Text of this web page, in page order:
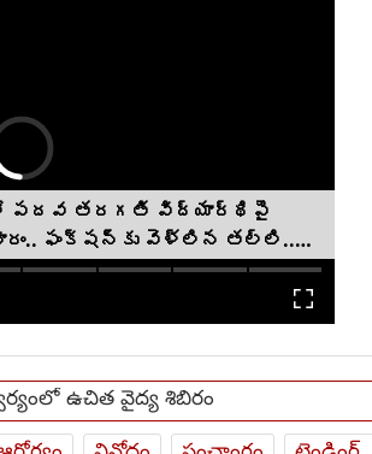
పదవ తరగతి విద్యార్థిపై
ఫంక్షన్‌కు వెళ్లిన తల్లి..
ఉచిత వైద్య శిబిరం